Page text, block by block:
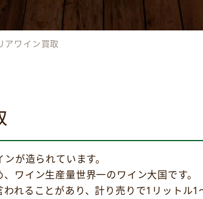
アワイン買取
が造られています。
ワイン生産量世界一のワイン大国です。
れることがあり、計り売りで1リットル